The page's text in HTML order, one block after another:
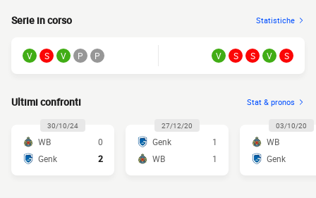
Serie in corso Statistiche
V S V P P V S S V S
Ultimi confronti Stat & pronos
30/10/24
WB
0
Genk
2
27/12/20
Genk
1
WB
1
03/10/20
WB
Genk